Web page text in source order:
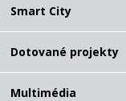
Smart City
Dotované projekty
Multimédia